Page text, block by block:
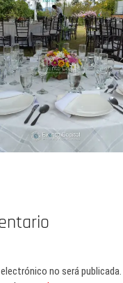
no será publicada.